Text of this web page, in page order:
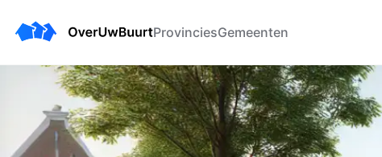
ProvinciesGemeenten